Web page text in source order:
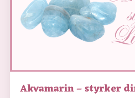
Akvamarin – styrker